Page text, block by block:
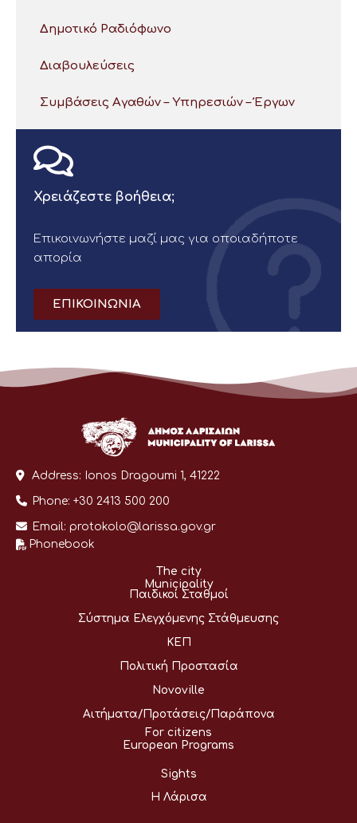
Δημοτικό Ραδιόφωνο
Διαβουλεύσεις
Συμβάσεις Αγαθών – Υπηρεσιών – Έργων
Χρειάζεστε βοήθεια;
Επικοινωνήστε μαζί μας για οποιαδήποτε
απορία
ΕΠΙΚΟΙΝΩΝΙΑ
Address: Ionos Dragoumi 1, 41222
Phone: +30 2413 500 200
Email: protokolo@larissa.gov.gr
Phonebook
The city
Municipality
Παιδικοί Σταθμοί
Σύστημα Ελεγχόμενης Στάθμευσης
ΚΕΠ
Πολιτική Προστασία
Novoville
Αιτήματα/Προτάσεις/Παράπονα
For citizens
European Programs
Sights
Η Λάρισα